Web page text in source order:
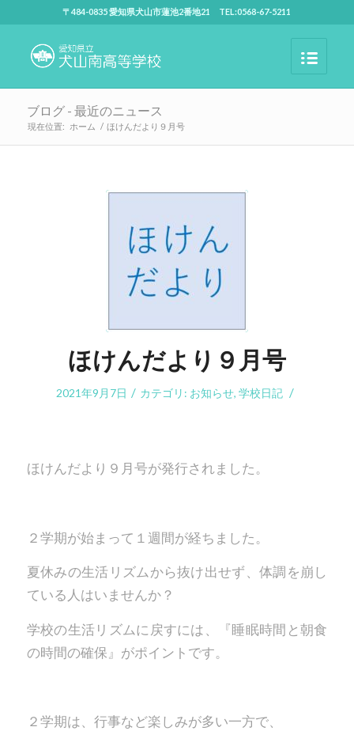
〒484-0835 愛知県犬山市蓮池2番地21 TEL:0568-67-5211
ブログ - 最近のニュース
現在位置: ホーム / ほけんだより９月号
ほけんだより９月号
2021年9月7日 / カテゴリ: お知らせ, 学校日記 /
ほけんだより９月号が発行されました。
２学期が始まって１週間が経ちました。
夏休みの生活リズムから抜け出せず、体調を崩し
ている人はいませんか？
学校の生活リズムに戻すには、『睡眠時間と朝食
の時間の確保』がポイントです。
２学期は、行事など楽しみが多い一方で、